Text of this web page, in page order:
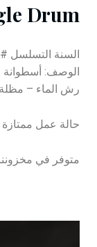
Drum
السنة التسلسل # 469817 مرجع # DY101R
رش الماء – مظلة ROPS – حجم الإطارات13.6-28.
حالة عمل ممتازة
متوفر في